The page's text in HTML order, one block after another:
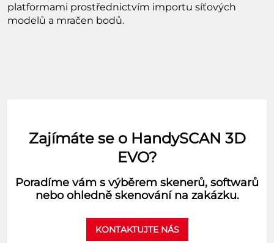
platformami prostřednictvím importu síťových
modelů a mračen bodů.
Zajímáte se o HandySCAN 3D
EVO?
Poradíme vám s výběrem skenerů, softwarů
nebo ohledně skenování na zakázku.
KONTAKTUJTE NÁS